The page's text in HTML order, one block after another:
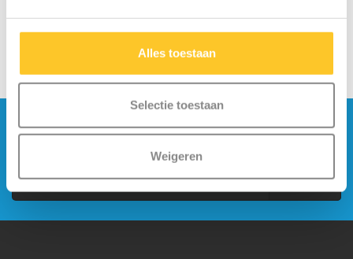
Alles toestaan
Selectie toestaan
Weigeren
Blijf op de hoogte en schrijf je in voor onze